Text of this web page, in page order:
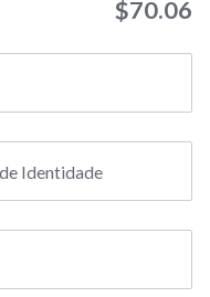
$70.06
Identidade